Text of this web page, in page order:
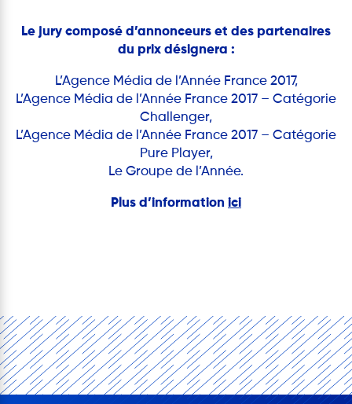
Le jury composé d’annonceurs et des partenaires
du prix désignera :
L’Agence Média de l’Année France 2017,
L’Agence Média de l’Année France 2017 – Catégorie
Challenger,
L’Agence Média de l’Année France 2017 – Catégorie
Pure Player,
Le Groupe de l’Année.
Plus d’information ici